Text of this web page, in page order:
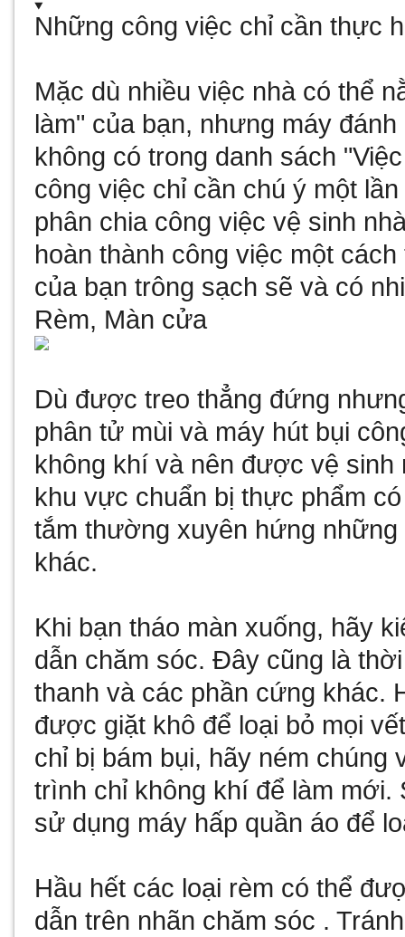
Những công việc chỉ cần thực
Mặc dù nhiều việc nhà có thể
làm" của bạn, nhưng máy
không có trong danh sách
công việc chỉ cần chú ý một
phân chia công việc vệ sinh
hoàn thành công việc một
của bạn trông sạch sẽ và có
Rèm, Màn cửa
Dù được treo thẳng đứng
phân tử mùi và máy hút bụi
không khí và nên được vệ
khu vực chuẩn bị thực phẩm
tắm thường xuyên hứng
khác.
Khi bạn tháo màn xuống, hãy
dẫn chăm sóc. Đây cũng là
thanh và các phần cứng khác.
được giặt khô để loại bỏ mọi
chỉ bị bám bụi, hãy ném chúng
trình chỉ không khí để làm
sử dụng máy hấp quần áo để
Hầu hết các loại rèm có thể
dẫn trên nhãn chăm sóc .